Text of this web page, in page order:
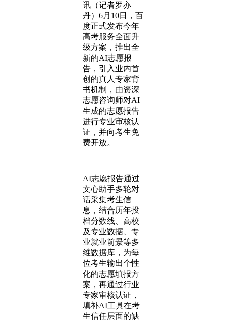
讯（记者罗亦
丹）6月10日，百
度正式发布今年
高考服务全面升
级方案，推出全
新的AI志愿报
告，引入业内首
创的真人专家背
书机制，由资深
志愿咨询师对AI
生成的志愿报告
进行专业审核认
证，并向考生免
费开放。
AI志愿报告通过
文心助手多轮对
话采集考生信
息，结合历年投
档分数线、高校
及专业数据、专
业就业前景等多
维数据库，为每
位考生输出个性
化的志愿填报方
案，再通过行业
专家审核认证，
填补AI工具在考
生信任层面的缺